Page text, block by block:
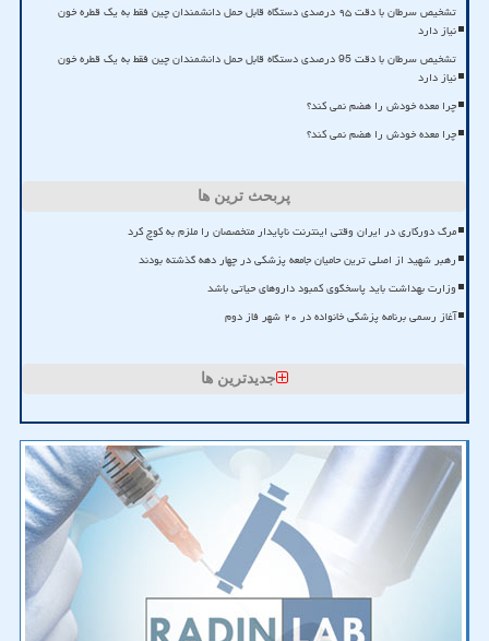
تشخیص سرطان با دقت ۹۵ درصدی دستگاه قابل حمل دانشمندان چین فقط به یک قطره خون
نیاز دارد
تشخیص سرطان با دقت 95 درصدی دستگاه قابل حمل دانشمندان چین فقط به یک قطره خون
نیاز دارد
چرا معده خودش را هضم نمی کند؟
چرا معده خودش را هضم نمی کند؟
پربحث ترین ها
مرگ دورکاری در ایران وقتی اینترنت ناپایدار متخصصان را ملزم به کوچ کرد
رهبر شهید از اصلی ترین حامیان جامعه پزشکی در چهار دهه گذشته بودند
وزارت بهداشت باید پاسخگوی کمبود داروهای حیاتی باشد
آغاز رسمی برنامه پزشکی خانواده در ۲۰ شهر فاز دوم
جدیدترین ها